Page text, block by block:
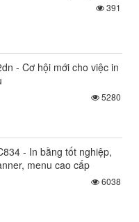
391
- Cơ hội mới cho việc in
5280
- In bằng tốt nghiệp,
menu cao cấp
6038